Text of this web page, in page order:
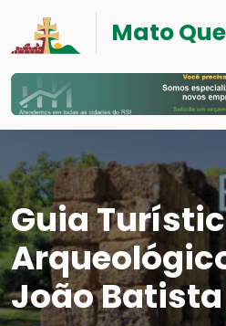
Mato
Guia
João Batista